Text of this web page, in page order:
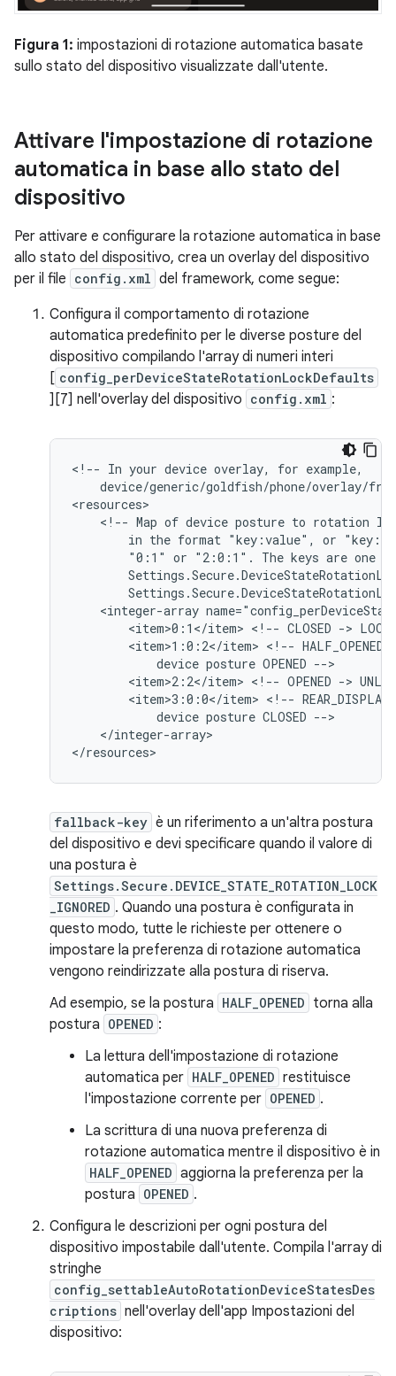
Figura 1: impostazioni di rotazione automatica basate
sullo stato del dispositivo visualizzate dall'utente.
Attivare l'impostazione di rotazione
automatica in base allo stato del
dispositivo
Per attivare e configurare la rotazione automatica in base
allo stato del dispositivo, crea un overlay del dispositivo
per il file config.xml del framework, come segue:
Configura il comportamento di rotazione
automatica predefinito per le diverse posture del
dispositivo compilando l'array di numeri interi
[ config_perDeviceStateRotationLockDefaults
][7] nell'overlay del dispositivo config.xml :
<!-- In your device overlay, for
device/generic/goldfish/phone/overlay/
<!-- Map of device posture to rotation
in the format "key:value", or
"0:1" or "2:0:1". The keys are one
<integer-array
<item>0:1</item> <!-- CLOSED ->
<item>1:0:2</item> <!-- HALF_OPENED
device posture OPENED
<item>2:2</item> <!-- OPENED ->
<item>3:0:0</item> <!-- REAR_DISPLAY
device posture CLOSED
</integer-array>
fallback-key è un riferimento a un'altra postura
del dispositivo e devi specificare quando il valore di
una postura è
Settings.Secure.DEVICE_STATE_ROTATION_LOCK
_IGNORED . Quando una postura è configurata in
questo modo, tutte le richieste per ottenere o
impostare la preferenza di rotazione automatica
vengono reindirizzate alla postura di riserva.
Ad esempio, se la postura HALF_OPENED torna alla
postura OPENED :
La lettura dell'impostazione di rotazione
automatica per HALF_OPENED restituisce
l'impostazione corrente per OPENED .
La scrittura di una nuova preferenza di
rotazione automatica mentre il dispositivo è in
HALF_OPENED aggiorna la preferenza per la
postura OPENED .
Configura le descrizioni per ogni postura del
dispositivo impostabile dall'utente. Compila l'array di
stringhe
config_settableAutoRotationDeviceStatesDes
criptions nell'overlay dell'app Impostazioni del
dispositivo: